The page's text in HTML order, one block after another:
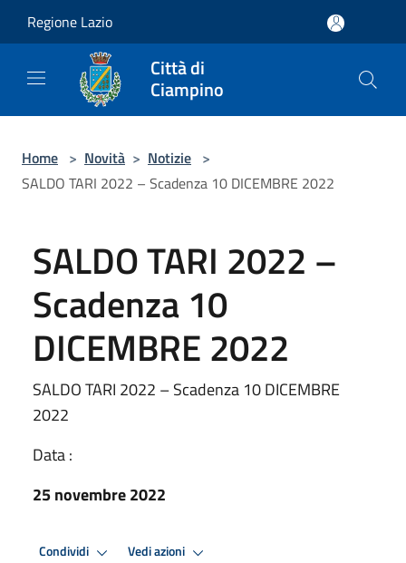
Regione Lazio
Città di
Ciampino
Home > Novità > Notizie >
SALDO TARI 2022 – Scadenza 10 DICEMBRE 2022
SALDO TARI 2022 –
Scadenza 10
DICEMBRE 2022
SALDO TARI 2022 – Scadenza 10 DICEMBRE
2022
Data :
25 novembre 2022
Condividi Vedi azioni